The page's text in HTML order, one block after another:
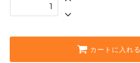
カートに入れる